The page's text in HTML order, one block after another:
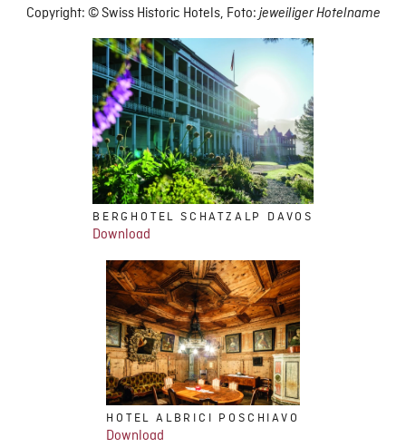
Copyright: © Swiss Historic Hotels, Foto:jeweiliger Hotelname
BERGHOTEL SCHATZALP DAVOS
Download
HOTEL ALBRICI POSCHIAVO
Download